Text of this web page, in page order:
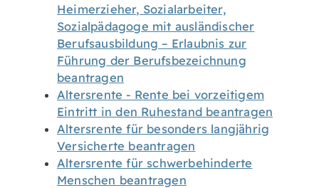
Heimerzieher, Sozialarbeiter,
Sozialpädagoge mit ausländischer
Berufsausbildung – Erlaubnis zur
Führung der Berufsbezeichnung
beantragen
Altersrente - Rente bei vorzeitigem
Eintritt in den Ruhestand beantragen
Altersrente für besonders langjährig
Versicherte beantragen
Altersrente für schwerbehinderte
Menschen beantragen